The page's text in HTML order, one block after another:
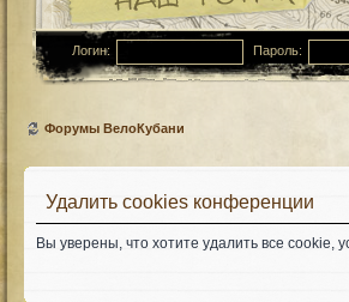
Логин: Пароль:
Форумы ВелоКубани
Удалить cookies конференции
Вы уверены, что хотите удалить все